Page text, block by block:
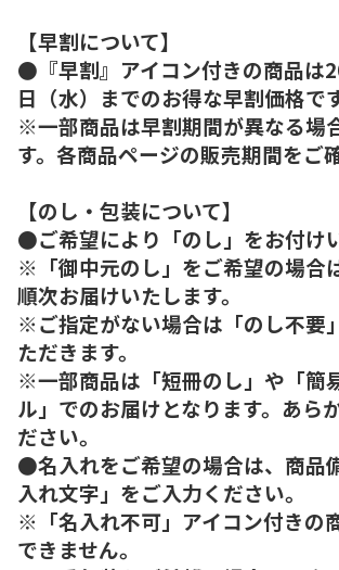
【早割について】
●『早割』アイコン付きの商品は
日（水）までのお得な早割価格です
※一部商品は早割期間が異なる場
す。各商品ページの販売期間をご
【のし・包装について】
●ご希望により「のし」をお付け
※「御中元のし」をご希望の場合
順次お届けいたします。
※ご指定がない場合は「のし不要
ただきます。
※一部商品は「短冊のし」や「簡
ル」でのお届けとなります。あら
ださい。
●名入れをご希望の場合は、商品
入れ文字」をご入力ください。
※「名入れ不可」アイコン付きの
できません。